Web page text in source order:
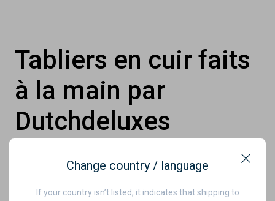
Tabliers en cuir faits
à la main par
Dutchdeluxes
Chez Dutchdeluxes, nous proposons des tabliers
Change country / language
If your country isn’t listed, it indicates that shipping to